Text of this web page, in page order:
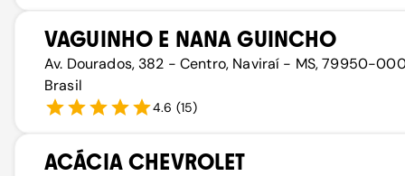
VAGUINHO E NANA GUINCHO
Av. Dourados, 382 - Centro, Naviraí - MS, 79950-
Brasil
4.6 (15)
ACÁCIA CHEVROLET